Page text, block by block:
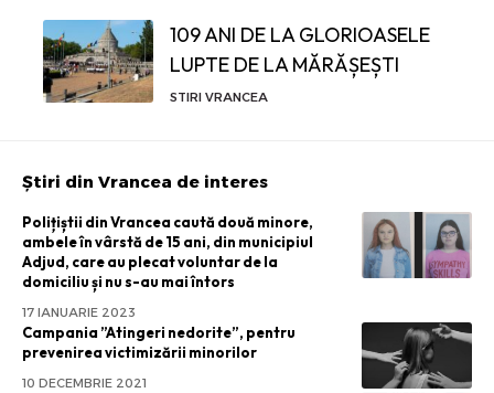
109 ANI DE LA GLORIOASELE
LUPTE DE LA MĂRĂȘEȘTI
STIRI VRANCEA
Știri din Vrancea de interes
Polițiștii din Vrancea caută două minore,
ambele în vârstă de 15 ani, din municipiul
Adjud, care au plecat voluntar de la
domiciliu și nu s-au mai întors
17 IANUARIE 2023
Campania ”Atingeri nedorite”, pentru
prevenirea victimizării minorilor
10 DECEMBRIE 2021